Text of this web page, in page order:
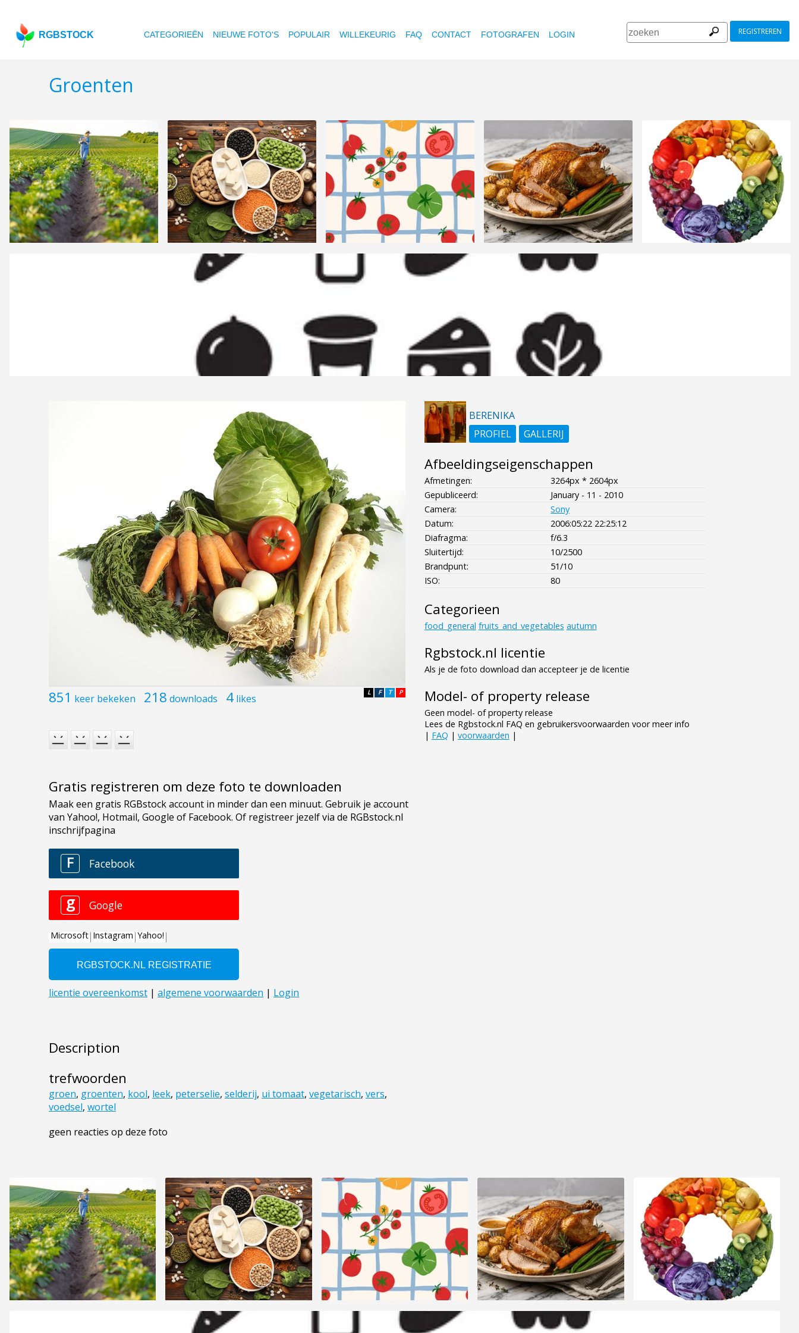
RGBSTOCK CATEGORIEËN NIEUWE FOTO'S POPULAIR WILLEKEURIG FAQ CONTACT FOTOGRAFEN LOGIN REGISTREREN
Groenten
851 keer bekeken 218 downloads 4 likes P
T
F
L
Gratis registreren om deze foto te downloaden
Description
trefwoorden
groen, groenten, kool, leek, peterselie, selderij, ui tomaat, vegetarisch, vers,
voedsel, wortel
geen reacties op deze foto
BERENIKA
PROFIEL
GALLERIJ
Afbeeldingseigenschappen
Afmetingen:
3264px * 2604px
Gepubliceerd:
January - 11 - 2010
Camera:
Sony
Datum:
2006:05:22 22:25:12
Diafragma:
f/6.3
Sluitertijd:
10/2500
Brandpunt:
51/10
ISO:
80
Categorieen
food_general fruits_and_vegetables autumn
Rgbstock.nl licentie
Als je de foto download dan accepteer je de licentie
Model- of property release
Geen model- of property release
Lees de Rgbstock.nl FAQ en gebruikersvoorwaarden voor meer info
| FAQ | voorwaarden |